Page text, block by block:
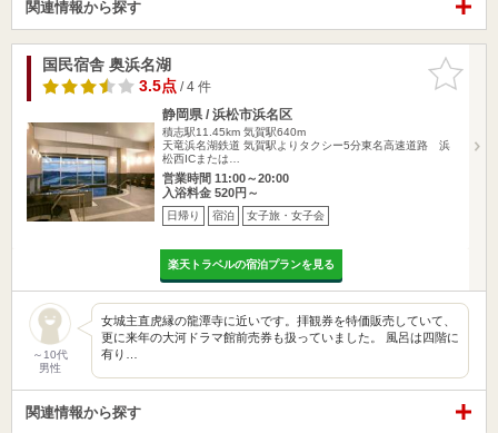
関連情報から探す
お気に入
りに追加
国民宿舎 奥浜名湖
3.5点/ 4 件
静岡県 / 浜松市浜名区
積志駅11.45km 気賀駅640m
天竜浜名湖鉄道 気賀駅よりタクシー5分東名高速道路 浜
松西ICまたは…
営業時間 11:00～20:00
入浴料金 520円～
日帰り 宿泊 女子旅・女子会
楽天トラベルの宿泊プランを見る
～10代
男性
女城主直虎縁の龍潭寺に近いです。拝観券を特価販売していて、
更に来年の大河ドラマ館前売券も扱っていました。 風呂は四階に
有り…
関連情報から探す